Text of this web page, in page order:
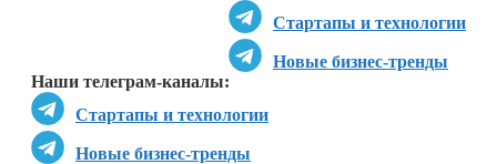
Стартапы и технологии
Новые бизнес-тренды
Наши телеграм-каналы:
Стартапы и технологии
Новые бизнес-тренды